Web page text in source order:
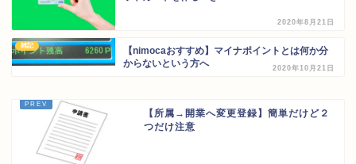
2020年8月21日
雑記
【nimocaおすすめ】マイナポイントとは何か分
からないという方へ
2020年10月21日
【所属→開業へ変更登録】簡単だけど２
つだけ注意